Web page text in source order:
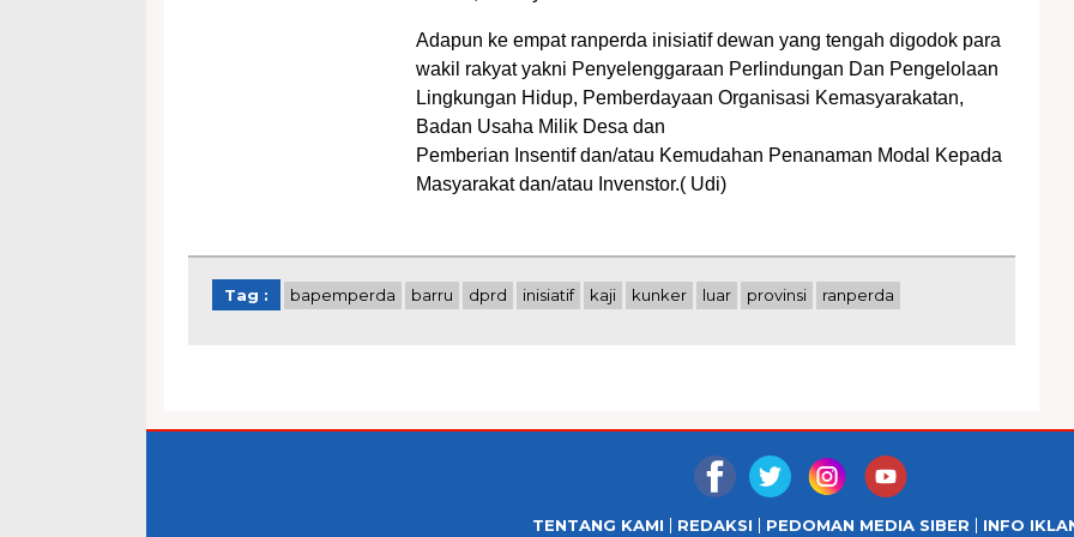
Adapun ke empat ranperda inisiatif dewan yang tengah digodok para
wakil rakyat yakni Penyelenggaraan Perlindungan Dan Pengelolaan
Lingkungan Hidup, Pemberdayaan Organisasi Kemasyarakatan,
Badan Usaha Milik Desa dan
Pemberian Insentif dan/atau Kemudahan Penanaman Modal Kepada
Masyarakat dan/atau Invenstor.( Udi)
Tag : bapemperda barru dprd inisiatif kaji kunker luar provinsi ranperda
TENTANG KAMI REDAKSI PEDOMAN MEDIA SIBER INFO